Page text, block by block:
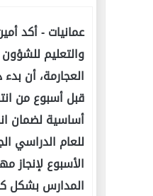
عمانيات -أكد
والتعليم للشؤون
العجارمة، أن
قبل أسبوع من
أساسية لضمان
للعام الدراسي
الأسبوع لإنجاز
المدارس بشكل